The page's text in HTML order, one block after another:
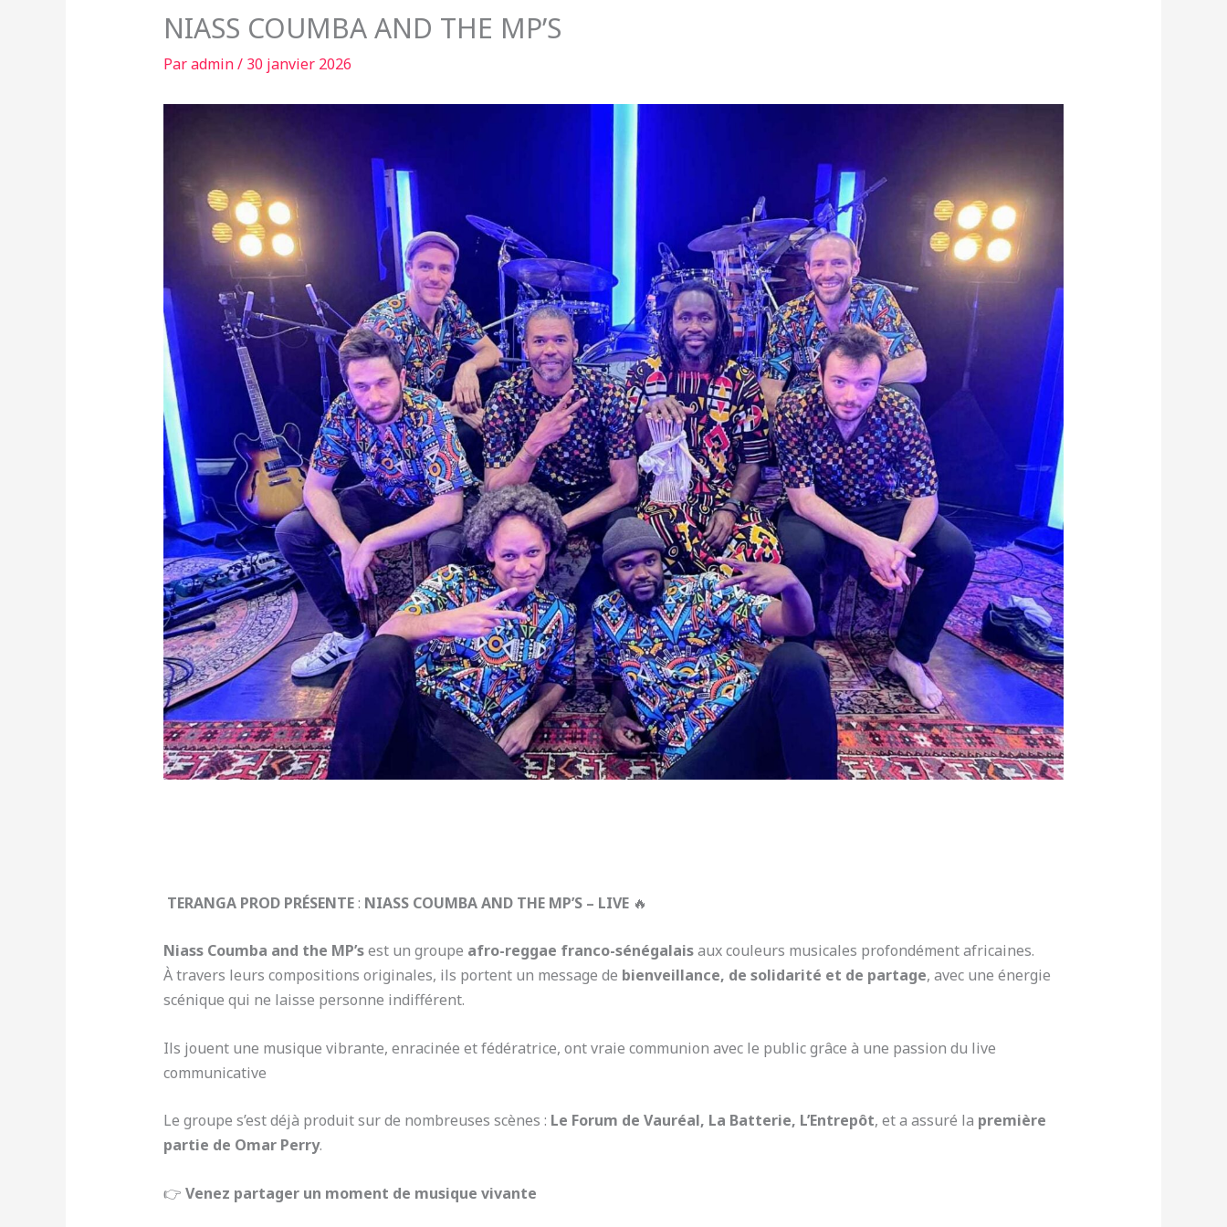
NIASS COUMBA AND THE MP’S
Paradmin/ 30 janvier 2026
TERANGA PROD PRÉSENTE: NIASS COUMBA AND THE MP’S – LIVE🔥
Niass Coumba and the MP’sest un groupe afro-reggae franco-sénégalaisaux couleurs musicales profondément africaines.
À travers leurs compositions originales, ils portent un message de bienveillance, de solidarité et de partage, avec une énergie
scénique qui ne laisse personne indifférent.
Ils jouent une musique vibrante, enracinée et fédératrice, ont vraie communion avec le public grâce à une passion du live
communicative
Le groupe s’est déjà produit sur de nombreuses scènes : Le Forum de Vauréal, La Batterie, L’Entrepôt, et a assuré la première
partie de Omar Perry.
👉 Venez partager un moment de musique vivante